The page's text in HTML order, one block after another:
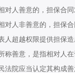
人善意的，担保合同
人非善意的，担保合
超越权限提供担保造
善意，是指相对人在
法院应当认定其构成